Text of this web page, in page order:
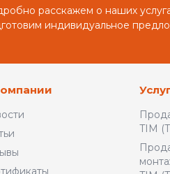
расскажем о наших
индивидуальное
TIM